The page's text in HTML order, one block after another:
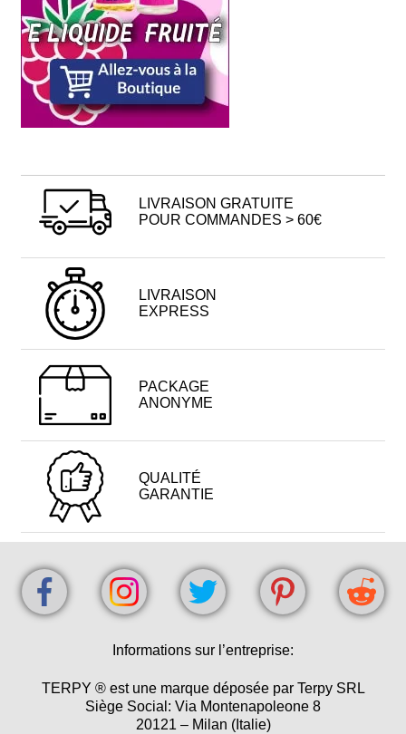
LIVRAISON GRATUITE
POUR COMMANDES > 60€
LIVRAISON
EXPRESS
PACKAGE
ANONYME
QUALITÉ
GARANTIE
Informations sur l’entreprise:
TERPY ® est une marque déposée par Terpy SRL
Siège Social: Via Montenapoleone 8
20121 – Milan (Italie)